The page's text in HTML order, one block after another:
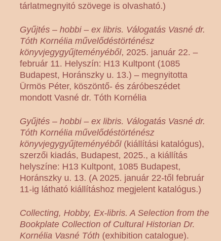
tárlatmegnyitó szövege is olvasható.)
Gyűjtés – hobbi – ex libris. Válogatás Vasné dr.
Tóth Kornélia művelődéstörténész
könyvjegygyűjteményéből, 2025. január 22. –
február 11. Helyszín: H13 Kultpont (1085
Budapest, Horánszky u. 13.) – megnyitotta
Ürmös Péter, köszöntő- és záróbeszédet
mondott Vasné dr. Tóth Kornélia
Gyűjtés – hobbi – ex libris. Válogatás Vasné dr.
Tóth Kornélia művelődéstörténész
könyvjegygyűjteményéből(kiállítási katalógus),
szerzői kiadás, Budapest, 2025., a kiállítás
helyszíne: H13 Kultpont, 1085 Budapest,
Horánszky u. 13. (A 2025. január 22-től február
11-ig látható kiállításhoz megjelent katalógus.)
Collecting, Hobby, Ex-libris. A Selection from the
Bookplate Collection of Cultural Historian Dr.
Kornélia Vasné Tóth (exhibition catalogue).